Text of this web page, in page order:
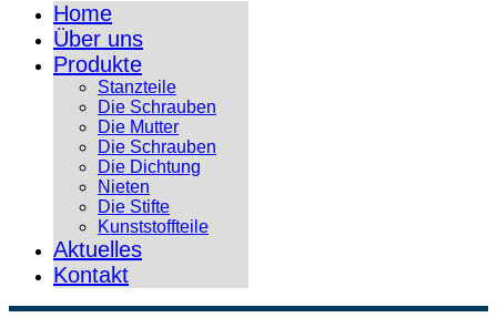
Home
Über uns
Produkte
Stanzteile
Die Schrauben
Die Mutter
Die Schrauben
Die Dichtung
Nieten
Die Stifte
Kunststoffteile
Aktuelles
Kontakt